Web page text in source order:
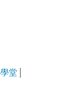
堂